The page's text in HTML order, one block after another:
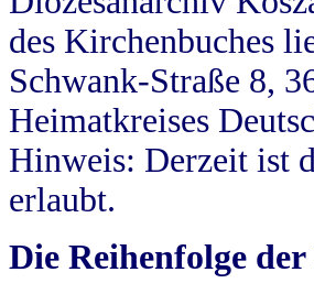
des Kirchenbuches
Schwank-Straße 8,
Heimatkreises
Hinweis: Derzeit ist
erlaubt.
Die Reihenfolge